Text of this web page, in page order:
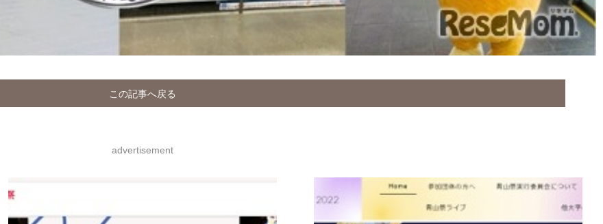
この記事へ戻る
advertisement